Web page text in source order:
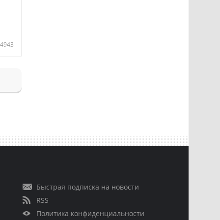
4943
Быстрая подписка на новости
RSS
Политика конфиденциальности